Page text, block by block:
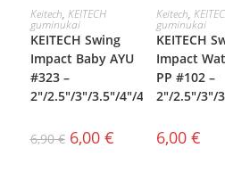
PASIRINKTI
SAVYBES
Keitech, KEITECH
guminukai
KEITECH Swing
Impact Baby AYU
#323 –
2″/2.5″/3″/3.5″/4″/4.5″
6,90€ 6,00 €
SAVYBES
Keitech,
guminukai
KEITECH
Impact
PP #102 –
2″/2.5″/3″/
6,00 €